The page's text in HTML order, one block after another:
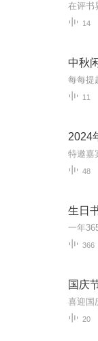
14
中秋
11
2024
48
生日
366
国庆
20